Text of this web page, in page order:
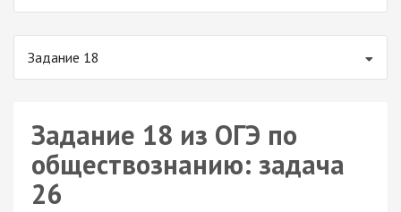
Задание 18
Задание 18 из ОГЭ по
обществознанию: задача
26